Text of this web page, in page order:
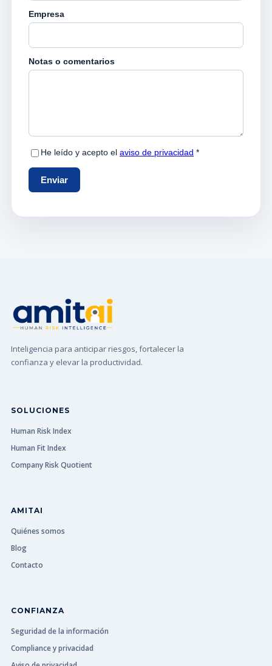
Inteligencia para anticipar riesgos, fortalecer la
confianza y elevar la productividad.
SOLUCIONES
Human Risk Index
Human Fit Index
Company Risk Quotient
AMITAI
Quiénes somos
Blog
Contacto
CONFIANZA
Seguridad de la información
Compliance y privacidad